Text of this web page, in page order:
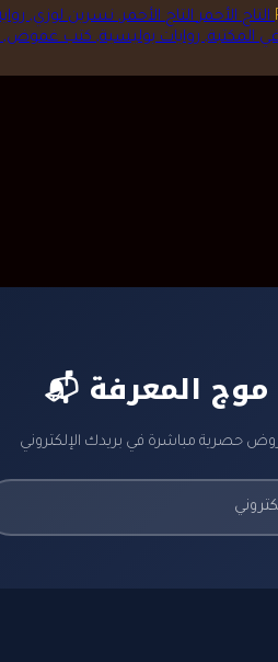
price
was:
ر.س 87.00.
price
is:
التاج الأحمر
موج المعرفة
حصرية مباشرة في بريدك الإلكتروني